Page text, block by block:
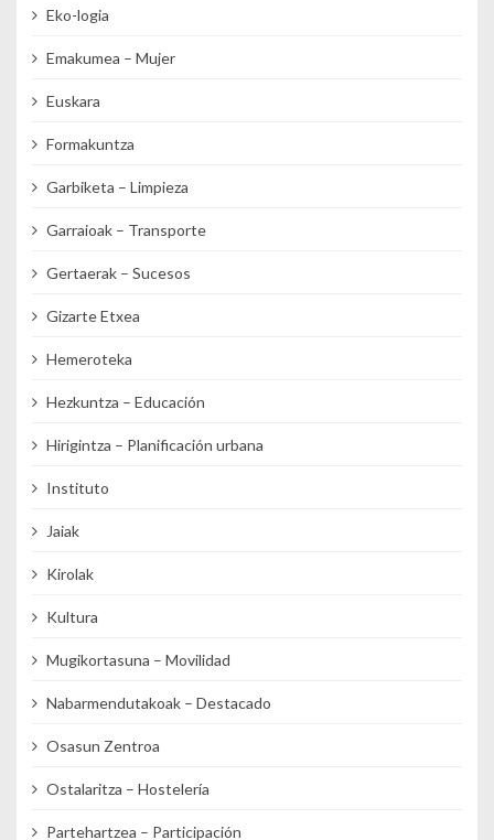
Eko-logia
Emakumea – Mujer
Euskara
Formakuntza
Garbiketa – Limpieza
Garraioak – Transporte
Gertaerak – Sucesos
Gizarte Etxea
Hemeroteka
Hezkuntza – Educación
Hirigintza – Planificación urbana
Instituto
Jaiak
Kirolak
Kultura
Mugikortasuna – Movilidad
Nabarmendutakoak – Destacado
Osasun Zentroa
Ostalaritza – Hostelería
Partehartzea – Participación